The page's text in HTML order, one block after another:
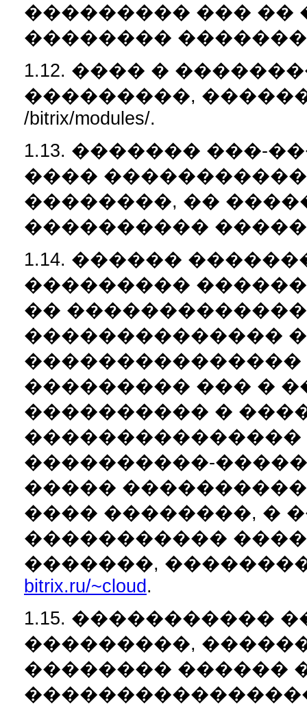
��������� ��� ��
��������
1.12. ���� �
���������,
/bitrix/modules/.
1.13. ������� ���-
���� �����������
��������, ��
����������
1.14. ������
���������
��
��������������
��������� ��� �
���������� �
���������������
����������-
�����
���� ��������, �
�����������
�������,
bitrix.ru/~cloud.
1.15. �����������
���������,
�������� ������